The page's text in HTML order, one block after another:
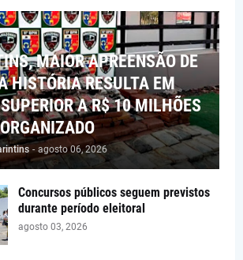
MAIOR APREENSÃO DE
HISTÓRIA RESULTA EM
A R$ 10 MILHÕES
- agosto 06, 2026
Concursos públicos seguem previstos
durante período eleitoral
agosto 03, 2026